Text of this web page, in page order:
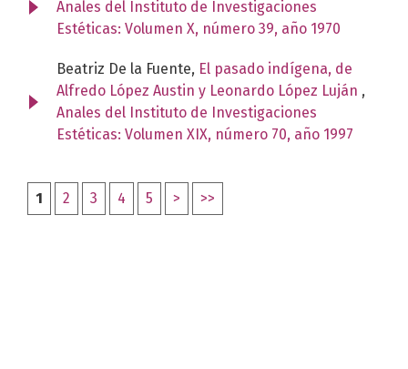
Anales del Instituto de Investigaciones
Estéticas: Volumen X, número 39, año 1970
Beatriz De la Fuente, El pasado indígena, de
Alfredo López Austin y Leonardo López Luján ,
Anales del Instituto de Investigaciones
Estéticas: Volumen XIX, número 70, año 1997
1 2 3 4 5 > >>